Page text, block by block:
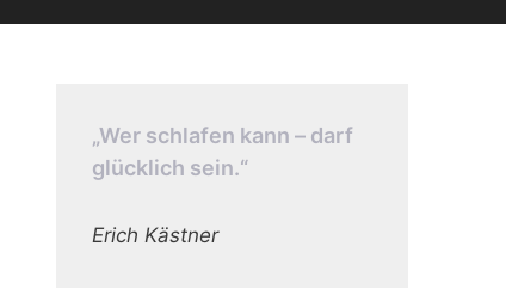
„Wer schlafen kann – darf
glücklich sein.“
Erich Kästner